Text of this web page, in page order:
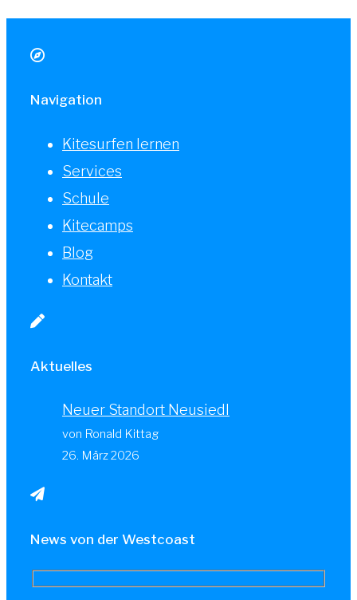
Navigation
Kitesurfen lernen
Services
Schule
Kitecamps
Blog
Kontakt
Aktuelles
Neuer Standort Neusiedl
von Ronald Kittag
26. März 2026
News von der Westcoast